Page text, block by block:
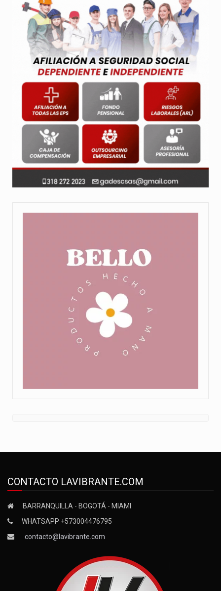
CONTACTO LAVIBRANTE.COM
BARRANQUILLA - BOGOTÁ - MIAMI
WHATSAPP +573004476795
contacto@lavibrante.com